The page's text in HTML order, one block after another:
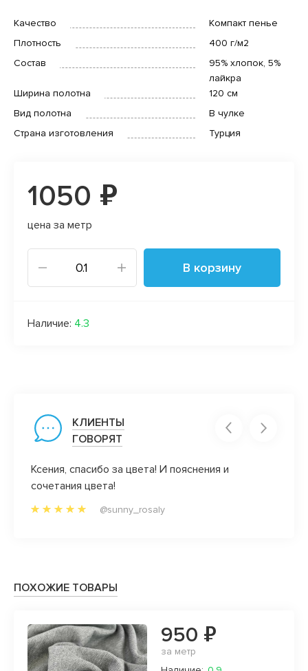
Качество
Компакт пенье
Плотность
400 г/м2
Состав
95% хлопок, 5%
лайкра
Ширина полотна
120 см
Вид полотна
В чулке
Страна изготовления
Турция
1050 ₽
цена за метр
В корзину
Наличие: 4.3
КЛИЕНТЫ
ГОВОРЯТ
Ксения, спасибо за цвета! И пояснения и
сочетания цвета!
@sunny_rosaly
ПОХОЖИЕ ТОВАРЫ
950 ₽
за метр